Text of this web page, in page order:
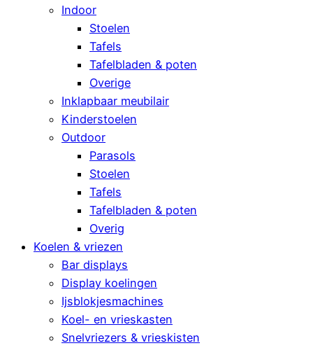
Indoor
Stoelen
Tafels
Tafelbladen & poten
Overige
Inklapbaar meubilair
Kinderstoelen
Outdoor
Parasols
Stoelen
Tafels
Tafelbladen & poten
Overig
Koelen & vriezen
Bar displays
Display koelingen
Ijsblokjesmachines
Koel- en vrieskasten
Snelvriezers & vrieskisten